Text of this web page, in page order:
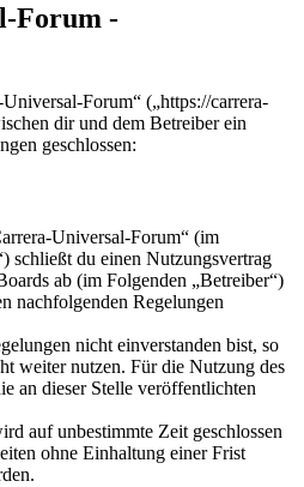
Forum -
Forum“ („https://carrera-
dir und dem Betreiber ein
geschlossen:
Universal-Forum“ (im
schließt du einen Nutzungsvertrag
ab (im Folgenden „Betreiber“)
nachfolgenden Regelungen
nicht einverstanden bist, so
weiter nutzen. Für die Nutzung des
an dieser Stelle veröffentlichten
auf unbestimmte Zeit geschlossen
ohne Einhaltung einer Frist